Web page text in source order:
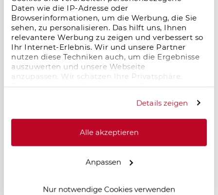
Daten wie die IP-Adresse oder
Browserinformationen, um die Werbung, die Sie
sehen, zu personalisieren. Das hilft uns, Ihnen
relevantere Werbung zu zeigen und verbessert so
Ihr Internet-Erlebnis. Wir und unsere Partner
nutzen diese Techniken auch, um die Ergebnisse
auszuwerten und unsere Webseite
anzupassen. Wir schätzen Ihre Privatsphäre.
Daher fragen wir Sie hiermit um Erlaubnis zum
Details zeigen
Alle akzeptieren
Anpassen
Nur notwendige Cookies verwenden
Salzgitter im Wandel – neue Dynamik
durch Logistik und Industrie
18.11.2025
Salzgitter erlebt einen starken wirtschaftlichen
Aufschwung: Neue Logistik- und
Industrieprojekte, zentrale Lage und moderne
erhöhen die Wohnraumnachfrage. Für
Immobilieninvestoren entstehen langfristige
rasant: Chancen und Herausforderungen